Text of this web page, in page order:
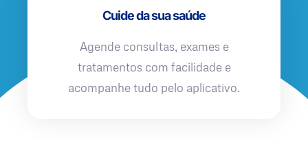
Cuide da sua saúde
Agende consultas, exames e
tratamentos com facilidade e
acompanhe tudo pelo aplicativo.